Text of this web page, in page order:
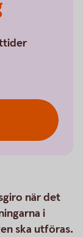
när det
i
ska utföras.